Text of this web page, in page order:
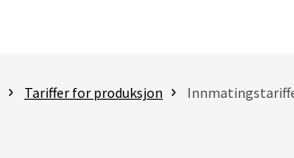
Tariffer for produksjon